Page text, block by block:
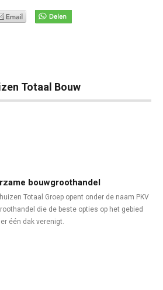
Totaal Bouw
bouwgroothandel
Totaal Groep opent onder de naam PKV
die de beste opties op het gebied
één dak verenigt.